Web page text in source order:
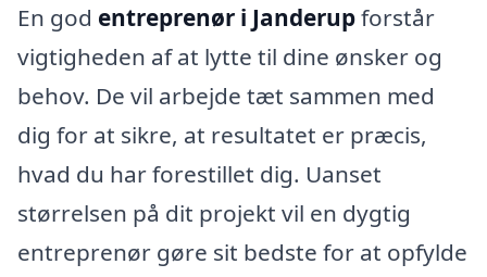
En god entreprenør i Janderupforstår
vigtigheden af at lytte til dine ønsker og
behov. De vil arbejde tæt sammen med
dig for at sikre, at resultatet er præcis,
hvad du har forestillet dig. Uanset
størrelsen på dit projekt vil en dygtig
entreprenør gøre sit bedste for at opfylde